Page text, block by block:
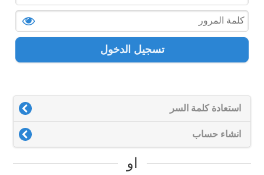
تسجيل الدخول
استعادة كلمة السر
انشاء حساب
او